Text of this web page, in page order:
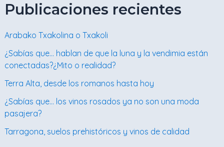
Publicaciones recientes
Arabako Txakolina o Txakoli
¿Sabías que… hablan de que la luna y la vendimia están
conectadas?¿Mito o realidad?
Terra Alta, desde los romanos hasta hoy
¿Sabías que… los vinos rosados ya no son una moda
pasajera?
Tarragona, suelos prehistóricos y vinos de calidad